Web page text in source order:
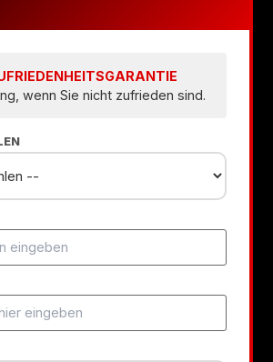
wenn Sie nicht zufrieden sind.